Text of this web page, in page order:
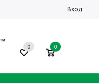
Вход
0 0